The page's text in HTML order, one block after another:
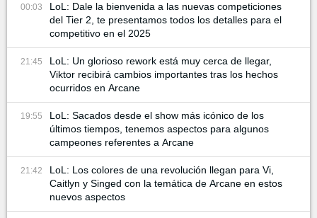
00:03
LoL: Dale la bienvenida a las nuevas competiciones
del Tier 2, te presentamos todos los detalles para el
competitivo en el 2025
21:45
LoL: Un glorioso rework está muy cerca de llegar,
Viktor recibirá cambios importantes tras los hechos
ocurridos en Arcane
19:55
LoL: Sacados desde el show más icónico de los
últimos tiempos, tenemos aspectos para algunos
campeones referentes a Arcane
21:42
LoL: Los colores de una revolución llegan para Vi,
Caitlyn y Singed con la temática de Arcane en estos
nuevos aspectos